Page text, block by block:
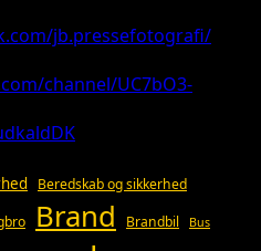
jb.pressefotografi/
channel/UC7bO3-
Beredskab og sikkerhed
Brand Brandbil Bus